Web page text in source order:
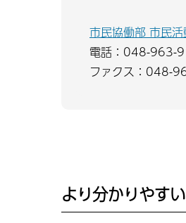
市民協働部 市民活
電話：048-963-
ファクス：048-
より分かりやす